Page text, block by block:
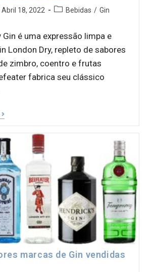
Abril 18, 2022 Bebidas / Gin
Gin é uma expressão limpa e
London Dry, repleto de sabores
zimbro, coentro e frutas
fabrica seu clássico
marcas de Gin vendidas